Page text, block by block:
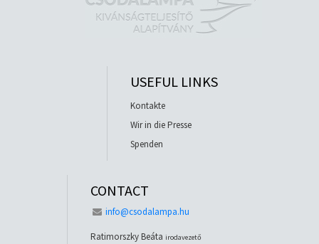
USEFUL LINKS
Kontakte
Wir in die Presse
Spenden
CONTACT
info@csodalampa.hu
Ratimorszky Beáta irodavezető